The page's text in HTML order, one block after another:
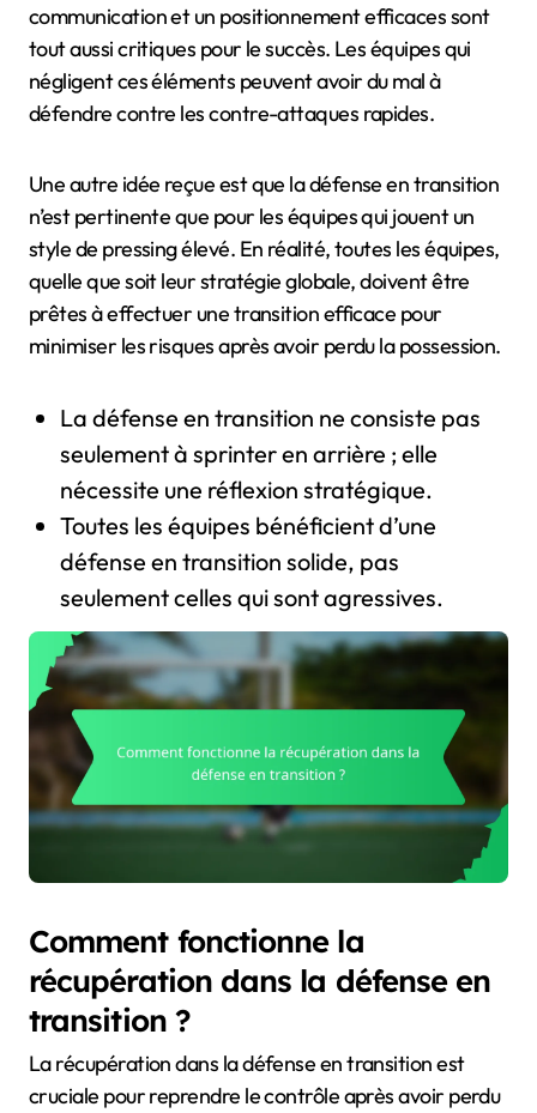
communication et un positionnement efficaces sont
tout aussi critiques pour le succès. Les équipes qui
négligent ces éléments peuvent avoir du mal à
défendre contre les contre-attaques rapides.
Une autre idée reçue est que la défense en transition
n’est pertinente que pour les équipes qui jouent un
style de pressing élevé. En réalité, toutes les équipes,
quelle que soit leur stratégie globale, doivent être
prêtes à effectuer une transition efficace pour
minimiser les risques après avoir perdu la possession.
La défense en transition ne consiste pas
seulement à sprinter en arrière ; elle
nécessite une réflexion stratégique.
Toutes les équipes bénéficient d’une
défense en transition solide, pas
seulement celles qui sont agressives.
Comment fonctionne la
récupération dans la défense en
transition ?
La récupération dans la défense en transition est
cruciale pour reprendre le contrôle après avoir perdu